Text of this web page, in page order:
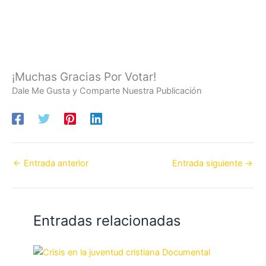
¡Muchas Gracias Por Votar!
Dale Me Gusta y Comparte Nuestra Publicación
← Entrada anterior Entrada siguiente →
Entradas relacionadas